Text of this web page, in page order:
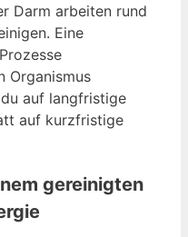
Darm arbeiten rund
Eine
Organismus
auf langfristige
auf kurzfristige
gereinigten